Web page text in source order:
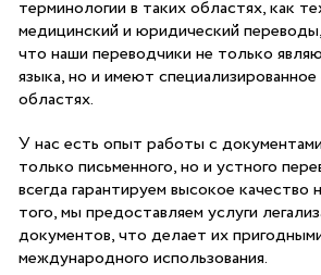
терминологии в таких областях, как
медицинский и юридический
что наши переводчики не только
языка, но и имеют
областях.
У нас есть опыт работы с
только письменного, но и устного
всегда гарантируем высокое качество
того, мы предоставляем услуги
документов, что делает их
международного использования.